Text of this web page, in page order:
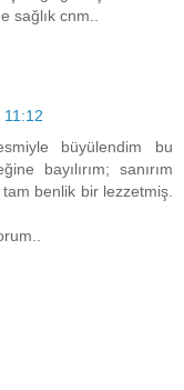
sağlık cnm..
büyülendim bu
bayılırım; sanırım
benlik bir lezzetmiş.